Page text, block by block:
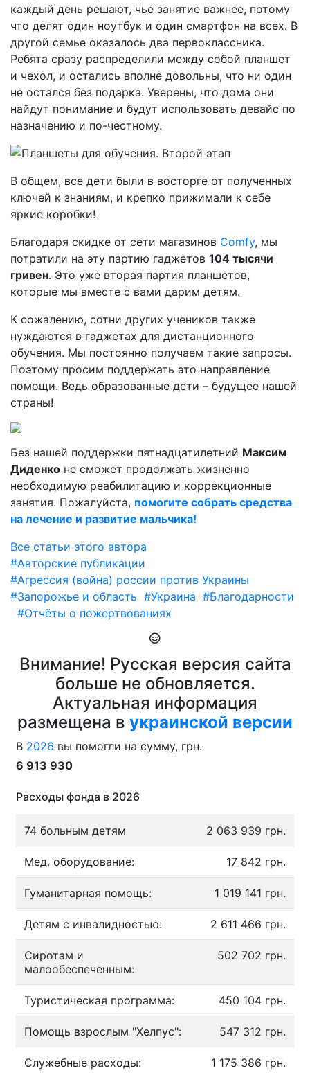
каждый день решают, чье занятие важнее, потому
что делят один ноутбук и один смартфон на всех. В
другой семье оказалось два первоклассника.
Ребята сразу распределили между собой планшет
и чехол, и остались вполне довольны, что ни один
не остался без подарка. Уверены, что дома они
найдут понимание и будут использовать девайс по
назначению и по-честному.
В общем, все дети были в восторге от полученных
ключей к знаниям, и крепко прижимали к себе
яркие коробки!
Благодаря скидке от сети магазинов Comfy, мы
потратили на эту партию гаджетов 104 тысячи
гривен. Это уже вторая партия планшетов,
которые мы вместе с вами дарим детям.
К сожалению, сотни других учеников также
нуждаются в гаджетах для дистанционного
обучения. Мы постоянно получаем такие запросы.
Поэтому просим поддержать это направление
помощи. Ведь образованные дети – будущее нашей
страны!
Без нашей поддержки пятнадцатилетний Максим
Диденко не сможет продолжать жизненно
необходимую реабилитацию и коррекционные
занятия. Пожалуйста, помогите собрать средства
на лечение и развитие мальчика!
Все статьи этого автора
#Авторские публикации
#Агрессия (война) россии против Украины
#Запорожье и область #Украина #Благодарности
#Отчёты о пожертвованиях
Внимание! Русская версия сайта
больше не обновляется.
Актуальная информация
размещена в украинской версии
В 2026 вы помогли на сумму, грн.
6 913 930
Расходы фонда в 2026
74 больным детям 2 063 939 грн.
Мед. оборудование: 17 842 грн.
Гуманитарная помощь: 1 019 141 грн.
Детям с инвалидностью: 2 611 466 грн.
Сиротам и
малообеспеченным:
502 702 грн.
Туристическая программа: 450 104 грн.
Помощь взрослым "Хелпус": 547 312 грн.
Служебные расходы: 1 175 386 грн.